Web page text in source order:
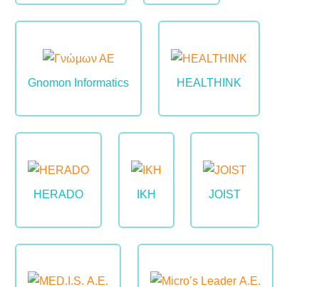
Image
Gnomon Informatics
Image
HEALTHINK
Image
HERADO
Image
IKH
Image
JOIST
Image Image